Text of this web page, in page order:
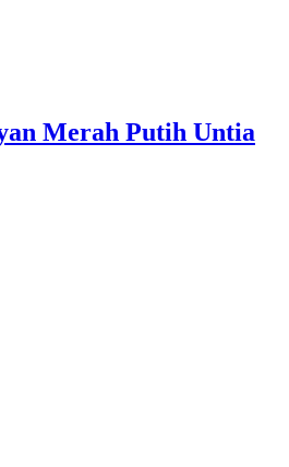
Merah Putih Untia